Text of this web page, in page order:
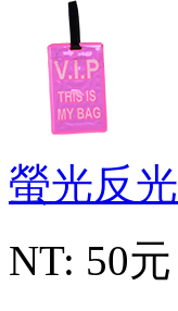
螢光反
NT: 50元